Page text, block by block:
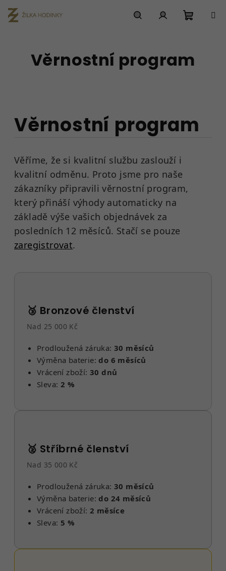
na
obsah
košík
Věrnostní program
Věrnostní program
Věříme, že si kvalitní službu zaslouží i
kvalitní odměnu. Proto jsme pro naše
zákazníky připravili věrnostní program,
který přináší výhody automaticky na
základě výše vašich objednávek za
posledních 12 měsíců. Stačí se pouze
zaregistrovat.
🥉 Bronzové členství
Nad 25 000 Kč
Prodloužená záruka: 30 měsíců
Výměna baterie: do 6 měsíců
Vrácení zboží: 30 dnů
Sleva: 2 %
🥈 Stříbrné členství
Nad 35 000 Kč
Prodloužená záruka: 30 měsíců
Výměna baterie: do 24 měsíců
Vrácení zboží: 2 měsíce
Sleva: 5 %